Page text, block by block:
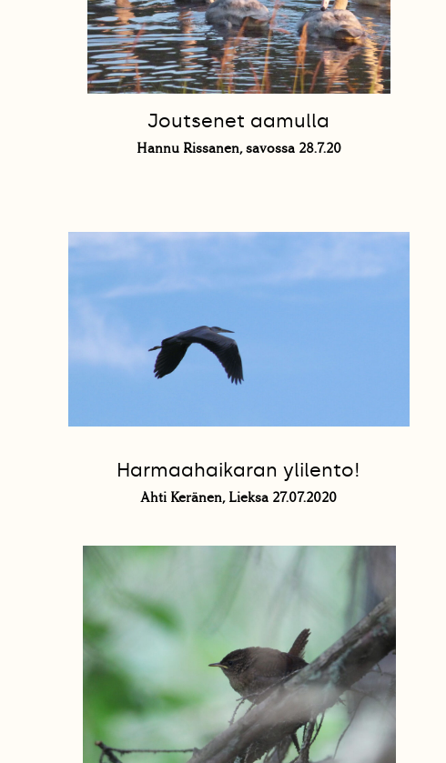
Joutsenet aamulla
Hannu Rissanen, savossa 28.7.20
Harmaahaikaran ylilento!
Ahti Keränen, Lieksa 27.07.2020